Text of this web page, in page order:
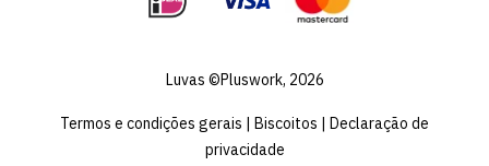
Luvas ©Pluswork, 2026
Termos e condições gerais | Biscoitos | Declaração de
privacidade
German